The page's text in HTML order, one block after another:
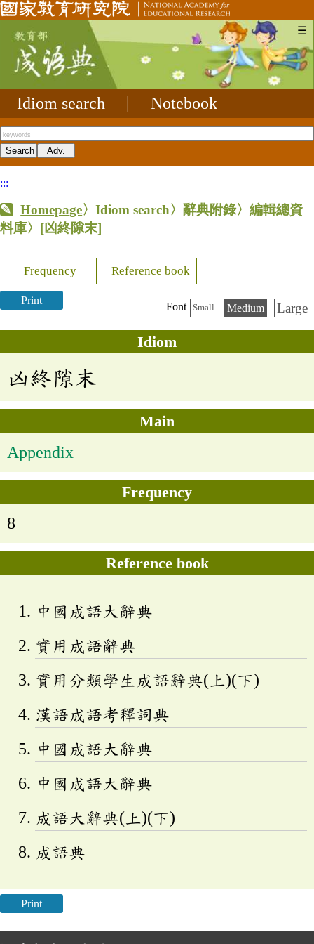
☰
Idiom search Notebook
:::
Homepage〉Idiom search〉辭典附錄〉編輯總資
料庫〉 [凶終隙末]
Frequency Reference book
Print
Font Small Medium Large
Idiom
凶終隙末
Main
Appendix
Frequency
8
Reference book
中國成語大辭典
實用成語辭典
實用分類學生成語辭典(上)(下)
漢語成語考釋詞典
中國成語大辭典
中國成語大辭典
成語大辭典(上)(下)
成語典
Print